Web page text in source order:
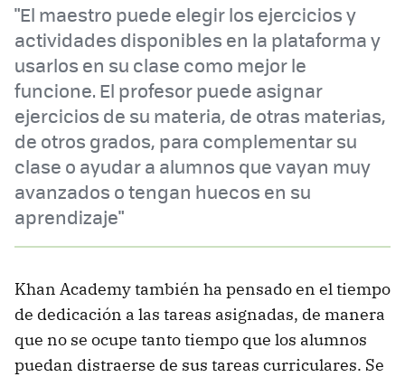
"El maestro puede elegir los ejercicios y
actividades disponibles en la plataforma y
usarlos en su clase como mejor le
funcione. El profesor puede asignar
ejercicios de su materia, de otras materias,
de otros grados, para complementar su
clase o ayudar a alumnos que vayan muy
avanzados o tengan huecos en su
aprendizaje"
Khan Academy también ha pensado en el tiempo
de dedicación a las tareas asignadas, de manera
que no se ocupe tanto tiempo que los alumnos
puedan distraerse de sus tareas curriculares. Se